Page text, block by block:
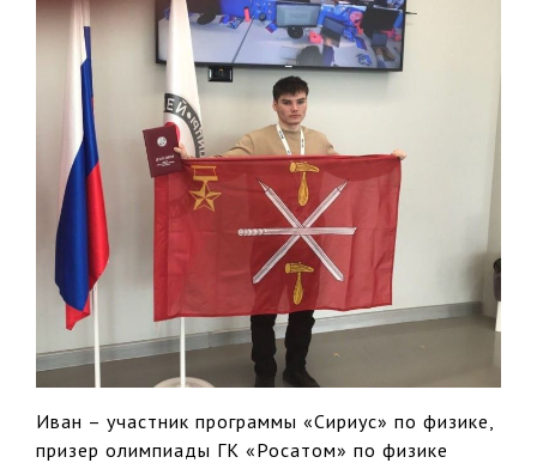
Иван – участник программы «Сириус» по физике,
призер олимпиады ГК «Росатом» по физике